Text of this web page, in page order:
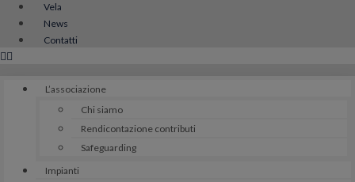
Vela
News
Contatti
L’associazione
Chi siamo
Rendicontazione contributi
Safeguarding
Impianti